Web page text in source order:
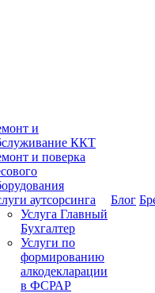
и
ККТ
и поверка
аутсорсинга
Услуга Главный
Бухгалтер
Услуги по
формированию
алкодекларации
в ФСРАР
Блог